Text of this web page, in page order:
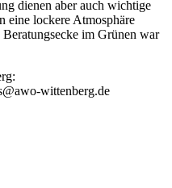
dienen aber auch wichtige
eine lockere Atmosphäre
im Grünen war
wittenberg.de